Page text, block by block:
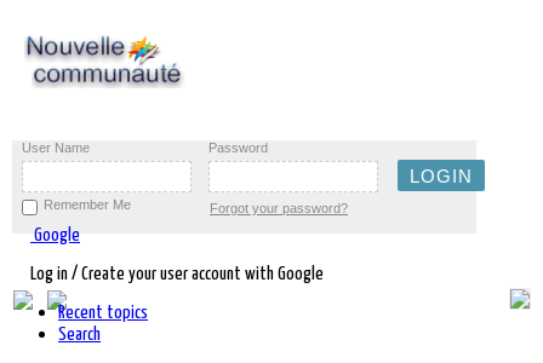
User Name Password
Remember Me Forgot your password?
Google
Log in / Create your user account with Google
Recent topics
Search